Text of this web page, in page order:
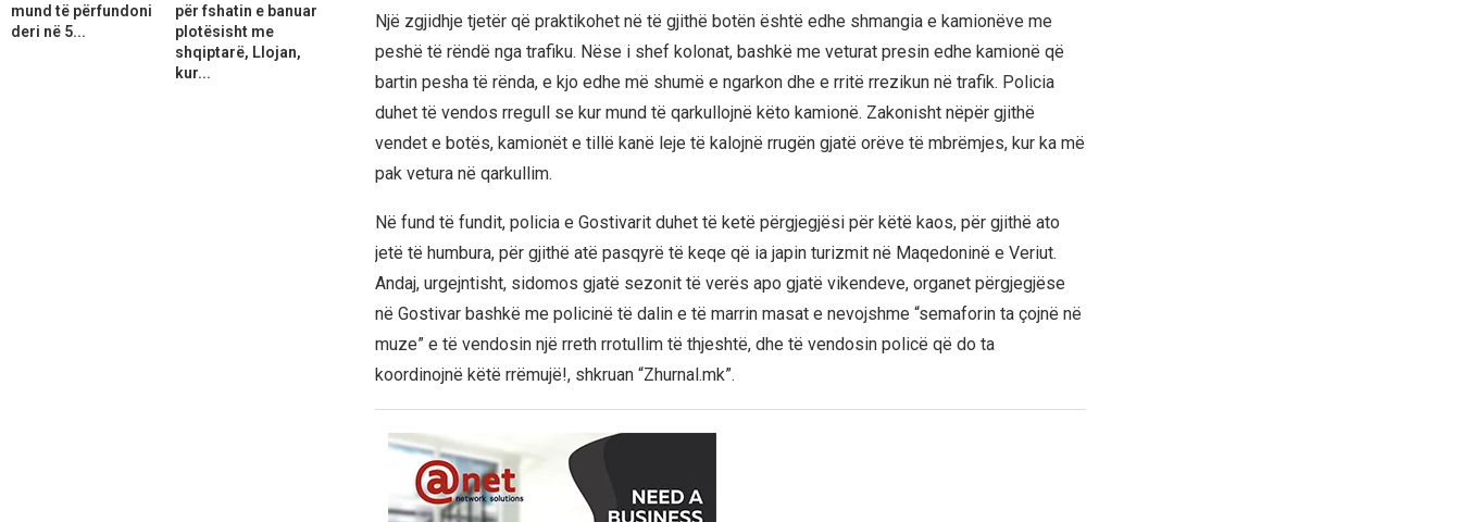
Një zgjidhje tjetër që praktikohet në të gjithë botën është edhe shmangia e kamionëve me
peshë të rëndë nga trafiku. Nëse i shef kolonat, bashkë me veturat presin edhe kamionë që
bartin pesha të rënda, e kjo edhe më shumë e ngarkon dhe e rritë rrezikun në trafik. Policia
duhet të vendos rregull se kur mund të qarkullojnë këto kamionë. Zakonisht nëpër gjithë
vendet e botës, kamionët e tillë kanë leje të kalojnë rrugën gjatë orëve të mbrëmjes, kur ka më
pak vetura në qarkullim.
Në fund të fundit, policia e Gostivarit duhet të ketë përgjegjësi për këtë kaos, për gjithë ato
jetë të humbura, për gjithë atë pasqyrë të keqe që ia japin turizmit në Maqedoninë e Veriut.
Andaj, urgejntisht, sidomos gjatë sezonit të verës apo gjatë vikendeve, organet përgjegjëse
në Gostivar bashkë me policinë të dalin e të marrin masat e nevojshme “semaforin ta çojnë në
muze” e të vendosin një rreth rrotullim të thjeshtë, dhe të vendosin policë që do ta
koordinojnë këtë rrëmujë!, shkruan “Zhurnal.mk”.
mund të përfundoni
deri në 5...
për fshatin e banuar
plotësisht me
shqiptarë, Llojan,
kur...